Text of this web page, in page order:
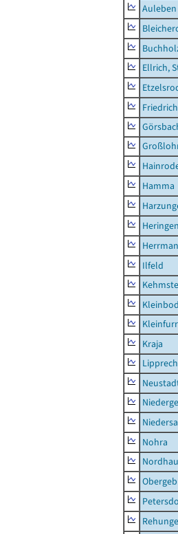
Auleben
Ellrich,
Hamma
Ilfeld
Kraja
Nohra